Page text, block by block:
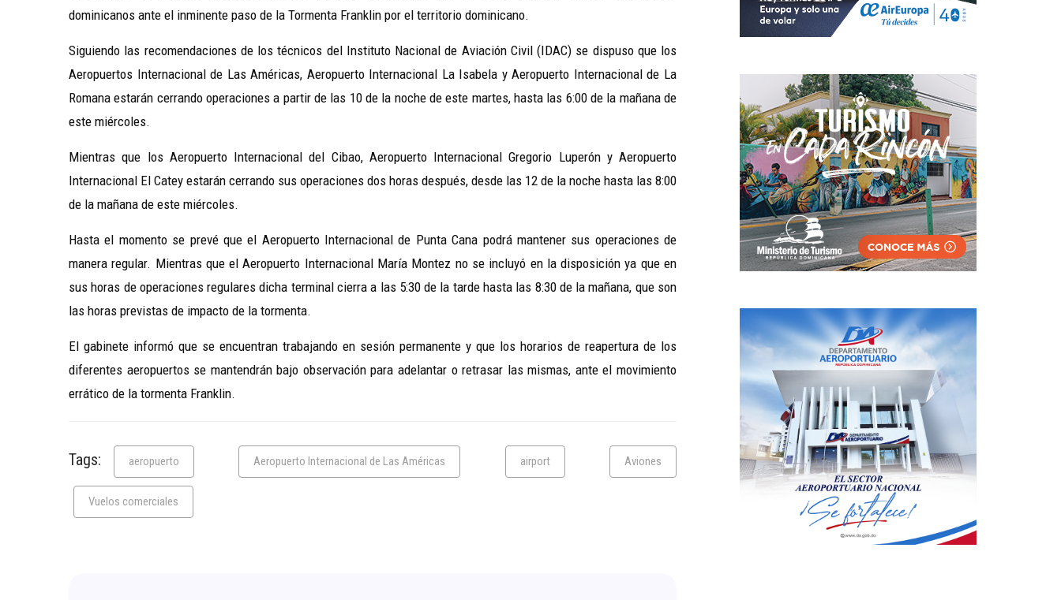
dominicanos ante el inminente paso de la Tormenta Franklin por el territorio dominicano.
Siguiendo las recomendaciones de los técnicos del Instituto Nacional de Aviación Civil (IDAC) se dispuso que los
Aeropuertos Internacional de Las Américas, Aeropuerto Internacional La Isabela y Aeropuerto Internacional de La
Romana estarán cerrando operaciones a partir de las 10 de la noche de este martes, hasta las 6:00 de la mañana de
este miércoles.
Mientras que los Aeropuerto Internacional del Cibao, Aeropuerto Internacional Gregorio Luperón y Aeropuerto
Internacional El Catey estarán cerrando sus operaciones dos horas después, desde las 12 de la noche hasta las 8:00
de la mañana de este miércoles.
Hasta el momento se prevé que el Aeropuerto Internacional de Punta Cana podrá mantener sus operaciones de
manera regular. Mientras que el Aeropuerto Internacional María Montez no se incluyó en la disposición ya que en
sus horas de operaciones regulares dicha terminal cierra a las 5:30 de la tarde hasta las 8:30 de la mañana, que son
las horas previstas de impacto de la tormenta.
El gabinete informó que se encuentran trabajando en sesión permanente y que los horarios de reapertura de los
diferentes aeropuertos se mantendrán bajo observación para adelantar o retrasar las mismas, ante el movimiento
errático de la tormenta Franklin.
Tags: aeropuerto Aeropuerto Internacional de Las Américas airport Aviones
Vuelos comerciales